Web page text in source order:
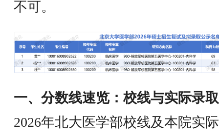
不可。
一、分数线速览：校线与实际录
2026年北大医学部校线及本院实